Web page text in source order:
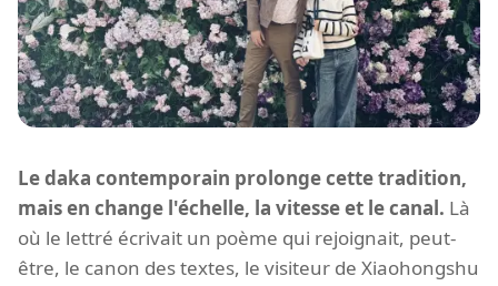
Le daka contemporain prolonge cette tradition,
mais en change l'échelle, la vitesse et le canal. Là
où le lettré écrivait un poème qui rejoignait, peut-
être, le canon des textes, le visiteur de Xiaohongshu